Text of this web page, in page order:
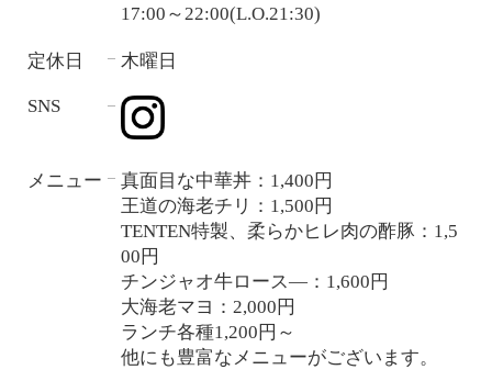
17:00～22:00(L.O.21:30)
定休日 ― 木曜日
SNS ―
メニュー ―
真面目な中華丼：1,400円
王道の海老チリ：1,500円
TENTEN特製、柔らかヒレ肉の酢豚：1,5
00円
チンジャオ牛ロース―：1,600円
大海老マヨ：2,000円
ランチ各種1,200円～
他にも豊富なメニューがございます。